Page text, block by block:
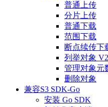
普通上传
分片上传
普通下载
范围下载
断点续传下
列举对象 V2
管理对象元
删除对象
兼容S3 SDK-Go
安装 Go SDK